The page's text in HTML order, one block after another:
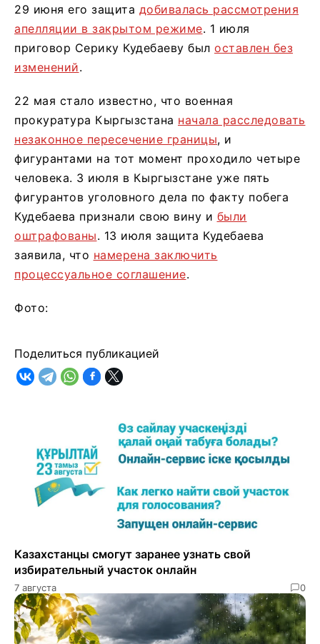
29 июня его защита добивалась рассмотрения
апелляции в закрытом режиме. 1 июля
приговор Серику Кудебаеву был оставлен без
изменений.
22 мая стало известно, что военная
прокуратура Кыргызстана начала расследовать
незаконное пересечение границы, и
фигурантами на тот момент проходило четыре
человека. 3 июля в Кыргызстане уже пять
фигурантов уголовного дела по факту побега
Кудебаева признали свою вину и были
оштрафованы. 13 июля защита Кудебаева
заявила, что намерена заключить
процессуальное соглашение.
Фото:
Поделиться публикацией
Казахстанцы смогут заранее узнать свой
избирательный участок онлайн
7 августа 0